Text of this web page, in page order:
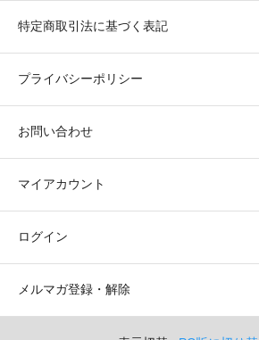
特定商取引法に基づく表記
プライバシーポリシー
お問い合わせ
マイアカウント
ログイン
メルマガ登録・解除